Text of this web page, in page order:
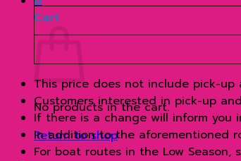
Cart
No products in the cart.
Return to shop
This price does not include pick-up
Customers interested in pick-up
If there is a change will inform you
In addition to the aforementioned
For boat routes in the Low